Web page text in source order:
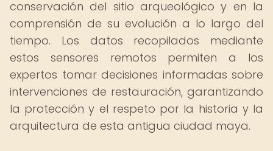
conservación del sitio arqueológico y en la
comprensión de su evolución a lo largo del
tiempo. Los datos recopilados mediante
estos sensores remotos permiten a los
expertos tomar decisiones informadas sobre
intervenciones de restauración, garantizando
la protección y el respeto por la historia y la
arquitectura de esta antigua ciudad maya.